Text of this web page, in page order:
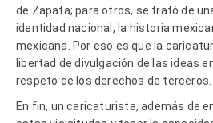
de Zapata; para otros, se trató de
identidad nacional, la historia
mexicana. Por eso es que la
libertad de divulgación de las ideas
respeto de los derechos de terceros.
En fin, un caricaturista, además de